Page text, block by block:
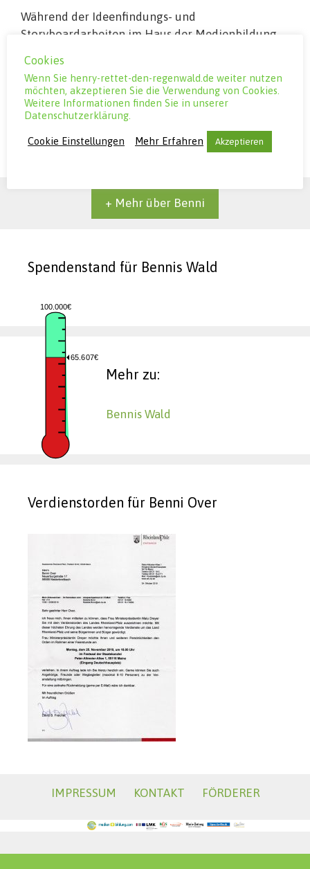
Während der Ideenfindungs- und
Storyboardarbeiten im Haus der Medienbildung
Regenwald” war das Team der SWR Landesschau
zu Besuch und hat einen Beitrag über Benni
gedreht. …Weiterlesen
Schreibe einen Kommentar
+ Mehr über Benni
Spendenstand für Bennis Wald
100.000€
65.607€
Mehr zu:
Bennis Wald
Verdienstorden für Benni Over
IMPRESSUM KONTAKT FÖRDERER
Cookies
Wenn Sie henry-rettet-den-regenwald.de weiter nutzen
möchten, akzeptieren Sie die Verwendung von Cookies.
Weitere Informationen finden Sie in unserer
Datenschutzerklärung.
Cookie Einstellungen Mehr Erfahren Akzeptieren